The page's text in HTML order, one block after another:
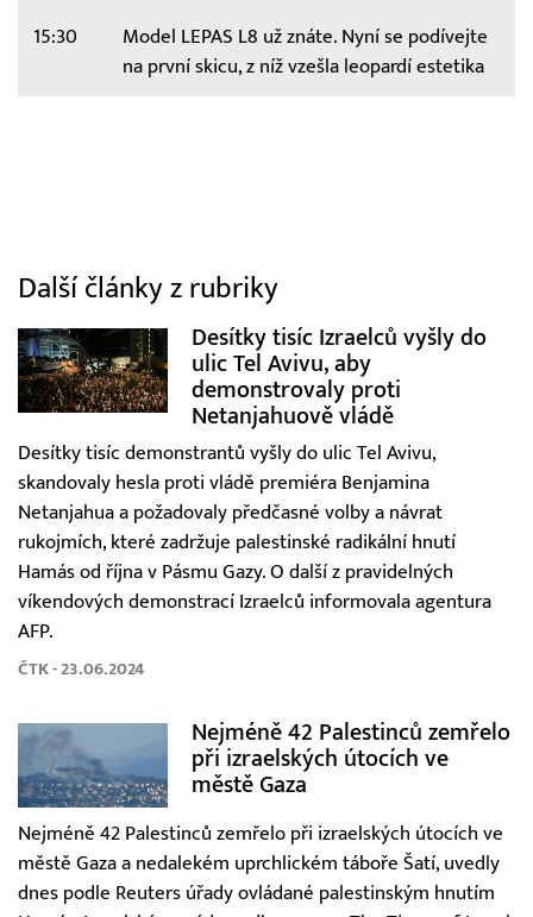
15:30
Model LEPAS L8 už znáte. Nyní se podívejte
na první skicu, z níž vzešla leopardí estetika
Další články z rubriky
Desítky tisíc Izraelců vyšly do
ulic Tel Avivu, aby
demonstrovaly proti
Netanjahuově vládě
Desítky tisíc demonstrantů vyšly do ulic Tel Avivu,
skandovaly hesla proti vládě premiéra Benjamina
Netanjahua a požadovaly předčasné volby a návrat
rukojmích, které zadržuje palestinské radikální hnutí
Hamás od října v Pásmu Gazy. O další z pravidelných
víkendových demonstrací Izraelců informovala agentura
AFP.
ČTK - 23.06.2024
Nejméně 42 Palestinců zemřelo
při izraelských útocích ve
městě Gaza
Nejméně 42 Palestinců zemřelo při izraelských útocích ve
městě Gaza a nedalekém uprchlickém táboře Šatí, uvedly
dnes podle Reuters úřady ovládané palestinským hnutím